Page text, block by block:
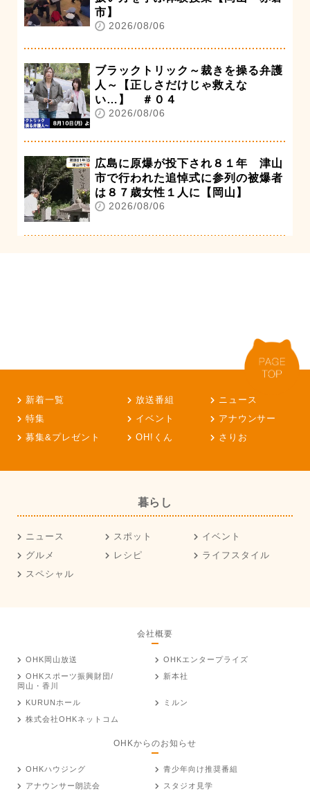
市】
2026/08/06
ブラックトリック～裁きを操る弁護
人～【正しさだけじゃ救えな
い…】 ＃０４
2026/08/06
広島に原爆が投下され８１年 津山
市で行われた追悼式に参列の被爆者
は８７歳女性１人に【岡山】
2026/08/06
新着一覧 放送番組
ニュース
特集
イベント
アナウンサー
募集&プレゼント
OH!くん さりお
暮らし
ニュース スポット
イベント
グルメ
レシピ
ライフスタイル
スペシャル
会社概要
OHK岡山放送
OHKエンタープライズ
OHKスポーツ振興財団/
岡山・香川
新本社
KURUNホール
ミルン
株式会社OHKネットコム
OHKからのお知らせ
OHKハウジング
青少年向け推奨番組
アナウンサー朗読会
スタジオ見学